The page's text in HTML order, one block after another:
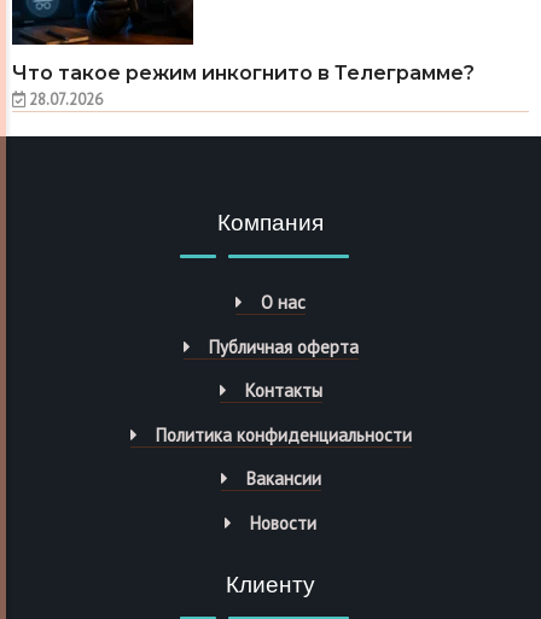
Что такое режим инкогнито в Телеграмме?
28.07.2026
Компания
О нас
Публичная оферта
Контакты
Политика конфиденциальности
Вакансии
Новости
Клиенту